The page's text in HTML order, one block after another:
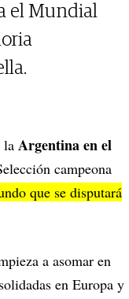
el Mundial
la Argentina en el
campeona
que se disputará
a asomar en
en Europa y